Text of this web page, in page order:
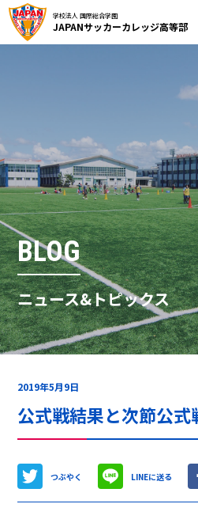
学校法人 国際総合学園
JAPANサッカーカレッジ高等部
BLOG
ニュース&トピックス
2019年5月9日
公式戦結果と次節公式
つぶやく LINEに送る